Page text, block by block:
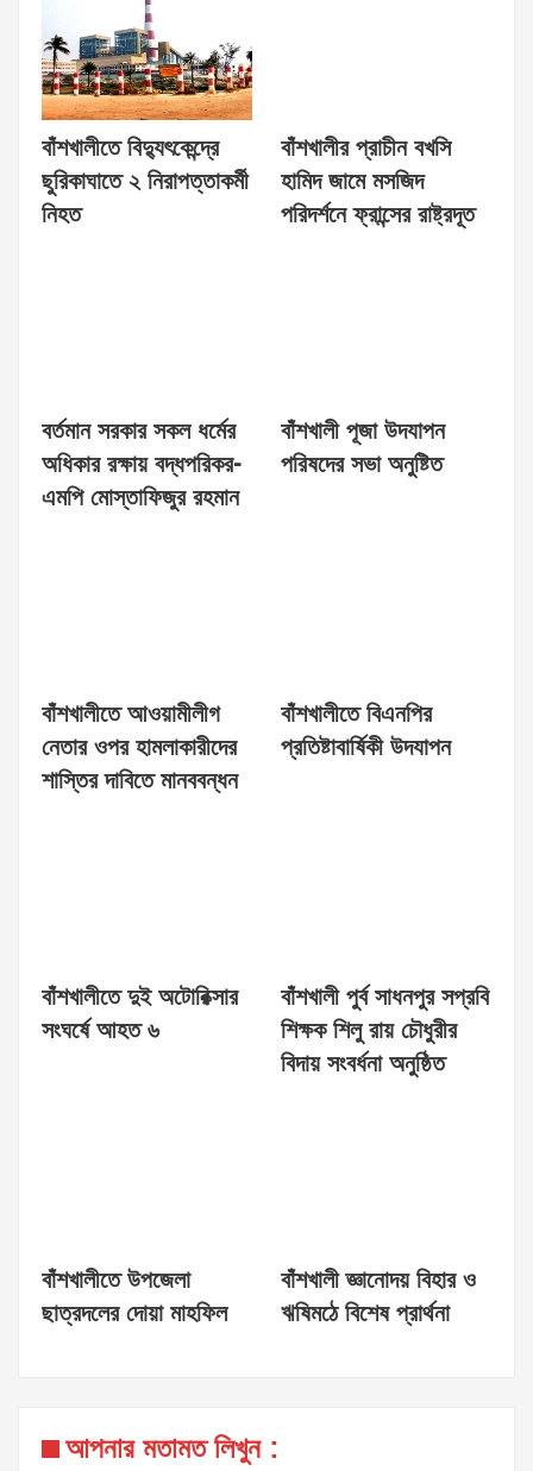
বাঁশখালীতে বিদ্যুৎকেন্দ্রে
ছুরিকাঘাতে ২ নিরাপত্তাকর্মী
নিহত
বাঁশখালীর প্রাচীন বখসি
হামিদ জামে মসজিদ
পরিদর্শনে ফ্রান্সের রাষ্ট্রদূত
বর্তমান সরকার সকল ধর্মের
অধিকার রক্ষায় বদ্ধপরিকর-
এমপি মোস্তাফিজুর রহমান
বাঁশখালী পূজা উদযাপন
পরিষদের সভা অনুষ্টিত
বাঁশখালীতে আওয়ামীলীগ
নেতার ওপর হামলাকারীদের
শাস্তির দাবিতে মানববন্ধন
বাঁশখালীতে বিএনপির
প্রতিষ্টাবার্ষিকী উদযাপন
বাঁশখালীতে দুই অটোরিক্সার
সংঘর্ষে আহত ৬
বাঁশখালী পুর্ব সাধনপুর সপ্রবি
শিক্ষক শিলু রায় চৌধুরীর
বিদায় সংবর্ধনা অনুষ্ঠিত
বাঁশখালীতে উপজেলা
ছাত্রদলের দোয়া মাহফিল
বাঁশখালী জ্ঞানোদয় বিহার ও
ঋষিমঠে বিশেষ প্রার্থনা
আপনার মতামত লিখুন :